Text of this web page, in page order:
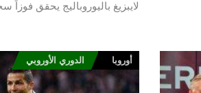
لايبزيغ باليوروباليج يحقق فوزاً
أوروبا الدوري الأوروبي